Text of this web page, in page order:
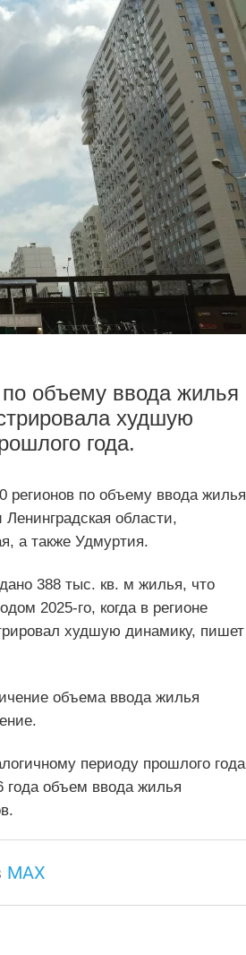
объему ввода жилья
худшую
года.
регионов по объему ввода жилья
области,
а также Удмуртия.
388 тыс. кв. м жилья, что
2025-го, когда в регионе
худшую динамику, пишет
объема ввода жилья
периоду прошлого года
года объем ввода жилья
MAX